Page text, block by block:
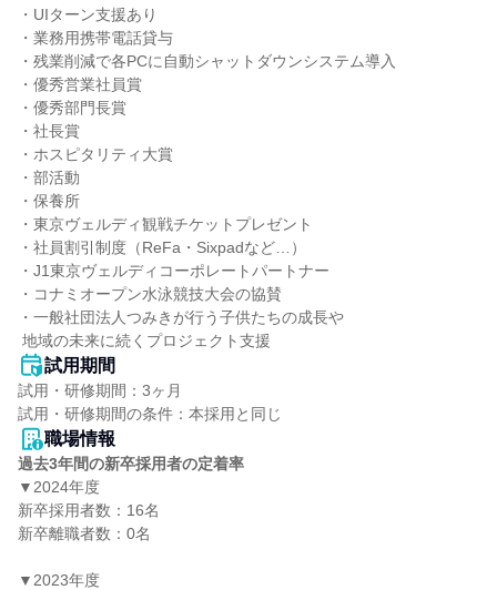
・UIターン支援あり
・業務用携帯電話貸与
・残業削減で各PCに自動シャットダウンシステム導入
・優秀営業社員賞
・優秀部門長賞
・社長賞
・ホスピタリティ大賞
・部活動
・保養所
・東京ヴェルディ観戦チケットプレゼント
・社員割引制度（ReFa・Sixpadなど…）
・J1東京ヴェルディコーポレートパートナー
・コナミオープン水泳競技大会の協賛
・一般社団法人つみきが行う子供たちの成長や
地域の未来に続くプロジェクト支援
試用期間
試用・研修期間：3ヶ月
職場情報
過去3年間の新卒採用者の定着率
▼2024年度
新卒採用者数：16名
新卒離職者数：0名
▼2023年度